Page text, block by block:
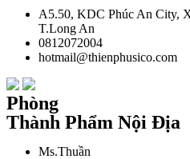
A5.50, KDC Phúc An City,
T.Long An
0812072004
hotmail@thienphusico.com
Phòng
Thành Phẩm Nội Địa
Ms.Thuần